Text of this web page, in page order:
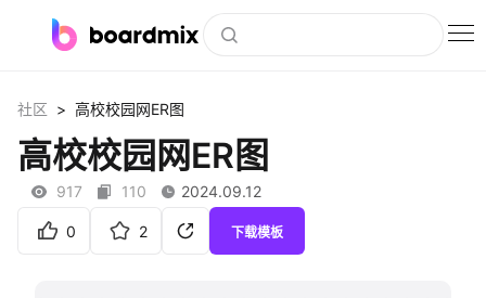
社区资源
下载
社区 > 高校校园网ER图
高校校园网ER图
917 110 2024.09.12
0 2 下载模板